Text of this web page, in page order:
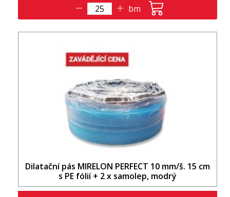
bm
Dilatační pás MIRELON PERFECT 10 mm/š. 15 cm
s PE fólií + 2 x samolep, modrý